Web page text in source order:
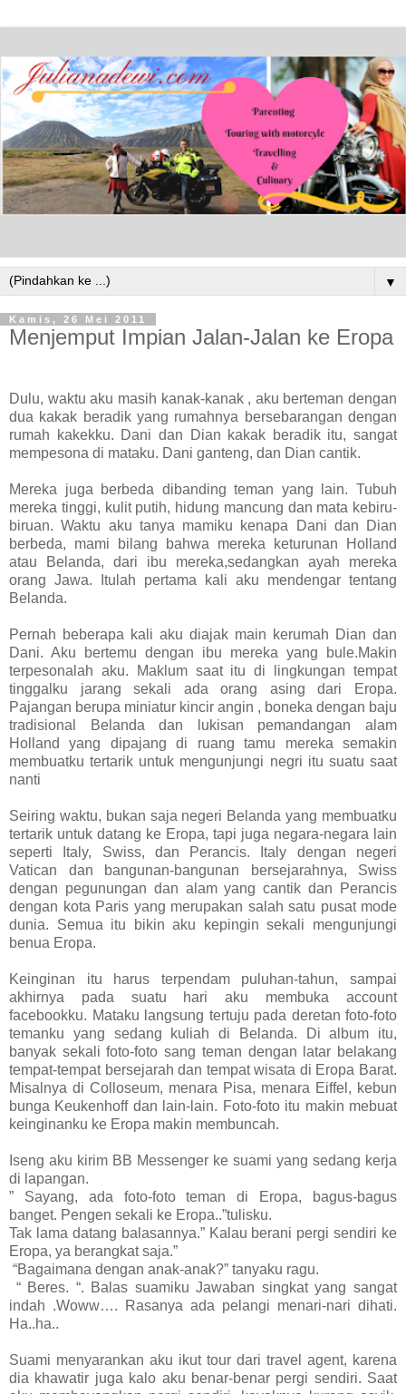
▼
Kamis, 26 Mei 2011
Menjemput Impian Jalan-Jalan ke Eropa
Dulu, waktu aku masih kanak-kanak , aku berteman dengan
dua kakak beradik yang rumahnya bersebarangan dengan
rumah kakekku. Dani dan Dian kakak beradik itu, sangat
mempesona di mataku. Dani ganteng, dan Dian cantik.
Mereka juga
berbeda dibanding teman yang lain. Tubuh
mereka tinggi, kulit putih, hidung mancung dan mata kebiru-
biruan. Waktu aku tanya mamiku kenapa Dani dan Dian
berbeda, mami bilang bahwa mereka keturunan Holland
atau Belanda,
dari ibu mereka,sedangkan ayah mereka
orang Jawa. Itulah pertama kali aku mendengar tentang
Belanda.
Pernah beberapa kali aku diajak main kerumah Dian dan
Dani. Aku bertemu dengan ibu mereka yang bule.Makin
terpesonalah aku.
Maklum saat itu di lingkungan tempat
tinggalku jarang sekali ada orang asing dari Eropa.
Pajangan berupa miniatur kincir angin , boneka dengan baju
tradisional Belanda dan lukisan pemandangan alam
Holland yang dipajang di ruang tamu mereka semakin
membuatku tertarik untuk mengunjungi negri itu suatu saat
nanti
Seiring waktu, bukan saja negeri Belanda yang membuatku
tertarik untuk datang ke Eropa, tapi juga negara-negara lain
seperti Italy, Swiss, dan Perancis. Italy dengan negeri
Vatican dan bangunan-bangunan bersejarahnya, Swiss
dengan pegunungan dan alam yang cantik dan Perancis
dengan kota Paris yang merupakan salah satu pusat mode
dunia. Semua itu bikin aku kepingin sekali mengunjungi
benua Eropa.
Keinginan itu harus terpendam puluhan-tahun, sampai
akhirnya pada suatu hari aku membuka account
facebookku. Mataku langsung tertuju pada deretan foto-foto
temanku yang sedang kuliah di Belanda. Di album itu,
banyak sekali foto-foto sang teman dengan latar belakang
tempat-tempat bersejarah dan tempat wisata di Eropa Barat.
Misalnya di Colloseum, menara Pisa, menara Eiffel, kebun
bunga Keukenhoff dan lain-lain. Foto-foto itu makin mebuat
keinginanku ke Eropa makin membuncah.
Iseng aku kirim BB Messenger ke suami yang sedang kerja
di lapangan.
” Sayang, ada foto-foto teman di Eropa, bagus-bagus
banget. Pengen sekali ke Eropa..”tulisku.
Tak lama datang balasannya.” Kalau berani pergi sendiri ke
Eropa, ya berangkat saja.”
“Bagaimana dengan anak-anak?” tanyaku ragu.
“ Beres. “. Balas suamiku Jawaban singkat yang sangat
indah .Woww…. Rasanya ada pelangi menari-nari dihati.
Ha..ha..
Suami menyarankan aku ikut tour dari travel agent, karena
dia khawatir juga kalo aku benar-benar pergi sendiri. Saat